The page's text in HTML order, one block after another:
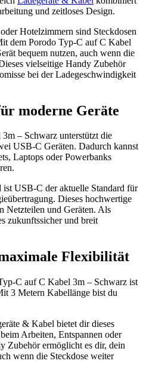
und zeitloses Design.
Hotelzimmern sind Steckdosen
dem Porodo Typ-C auf C Kabel
bequem nutzen, auch wenn die
vielseitige Handy Zubehör
bei der Ladegeschwindigkeit
moderne Geräte
– Schwarz unterstützt die
USB-C Geräten. Dadurch kannst
Laptops oder Powerbanks
USB-C der aktuelle Standard für
Dieses hochwertige
Netzteilen und Geräten. Als
zukunftssicher und breit
Flexibilität
C auf C Kabel 3m – Schwarz ist
3 Metern Kabellänge bist du
& Kabel bietet dir dieses
Arbeiten, Entspannen oder
Zubehör ermöglicht es dir, dein
wenn die Steckdose weiter